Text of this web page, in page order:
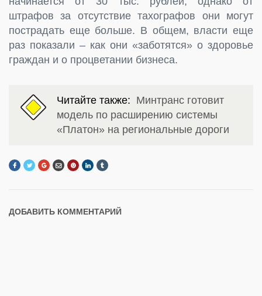
штрафов за отсутствие тахографов они могут
пострадать еще больше. В общем, власти еще
раз показали – как они «заботятся» о здоровье
граждан и о процветании бизнеса.
Читайте также: Минтранс готовит
модель по расширению системы
«Платон» на региональные дороги
ДОБАВИТЬ КОММЕНТАРИЙ